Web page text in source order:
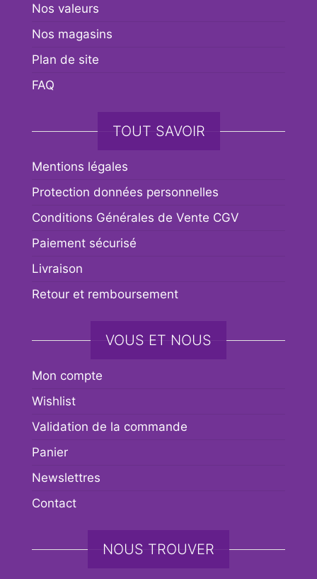
Nos valeurs
Nos magasins
Plan de site
FAQ
TOUT SAVOIR
Mentions légales
Protection données personnelles
Conditions Générales de Vente CGV
Paiement sécurisé
Livraison
Retour et remboursement
VOUS ET NOUS
Mon compte
Wishlist
Validation de la commande
Panier
Newslettres
Contact
NOUS TROUVER